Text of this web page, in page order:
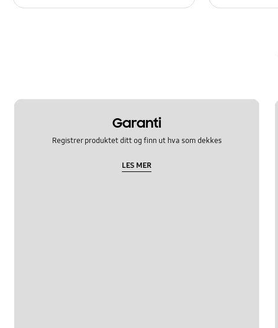
Garanti
Registrer produktet ditt og finn ut hva som dekkes
LES MER